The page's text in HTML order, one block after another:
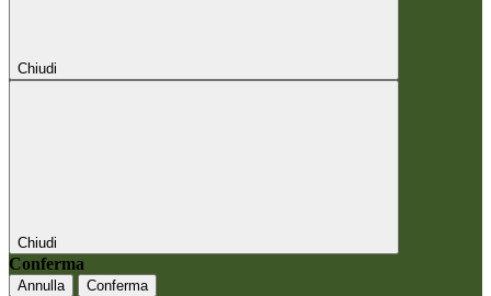
Chiudi
Chiudi
Conferma
Annulla Conferma